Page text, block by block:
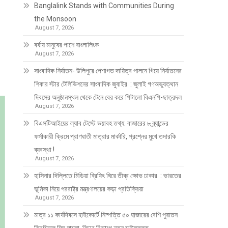
Banglalink Stands with Communities During
the Monsoon
August 7, 2026
বর্ষায় মানুষের পাশে বাংলালিংক
August 7, 2026
সাংবাদিক নির্যাতন- উলিপুরে পেশাগত দায়িত্ব পালনে গিয়ে নির্যাতনের
শিকার স্টার টেলিভিশনের সাংবাদিক জুবাইর : জুলাই গণঅভ্যুত্থান
দিবসের অনুষ্ঠানস্থল থেকে টেনে বের করে পিটালো বিএনপি-ছাত্রদল
August 7, 2026
বিএসটিআইয়ের ল্যাব টেস্টে ভয়াবহ তথ্য: বাজারের ৮ ব্র্যান্ডের
ফর্সাকারী ক্রিমে প্রাণঘাতী মাত্রার মার্কারি, প্রশ্নের মুখে তদারকি
ব্যবস্থা !
August 7, 2026
হাসিনার দিল্লিতে মিডিয়া ব্রিফিং ঘিরে তীব্র ক্ষোভ ঢাকার : ভারতের
ভূমিকা নিয়ে পররাষ্ট্র মন্ত্রণালয়ের কড়া প্রতিক্রিয়া
August 7, 2026
মাত্র ১১ কার্যদিবসে হাইকোর্টে নিষ্পত্তি ৫০ হাজারের বেশি পুরাতন